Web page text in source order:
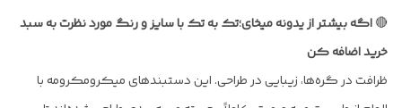
🔴اگه بیشتر از یدونه میخای؛تک به تک با سایز و رنگ مورد نظرت به سبد
خرید اضافه کن
ظرافت در گره‌ها، زیبایی در طراحی. این دستبندهای میکرومکرومه با